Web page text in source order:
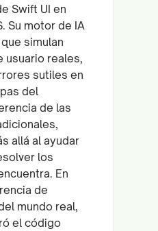
Swift UI en
Su motor de IA
simulan
usuario reales,
sutiles en
del
de las
allá al ayudar
los
En
de
mundo real,
el código